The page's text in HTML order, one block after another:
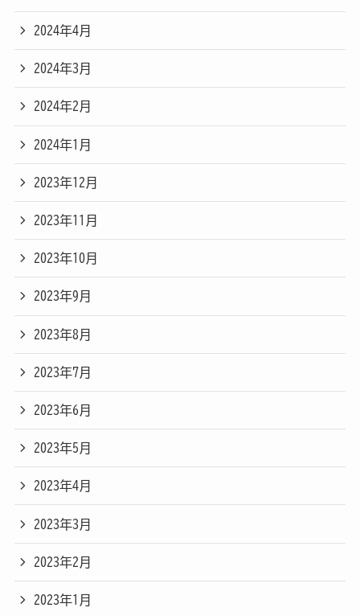
2024年4月
2024年3月
2024年2月
2024年1月
2023年12月
2023年11月
2023年10月
2023年9月
2023年8月
2023年7月
2023年6月
2023年5月
2023年4月
2023年3月
2023年2月
2023年1月